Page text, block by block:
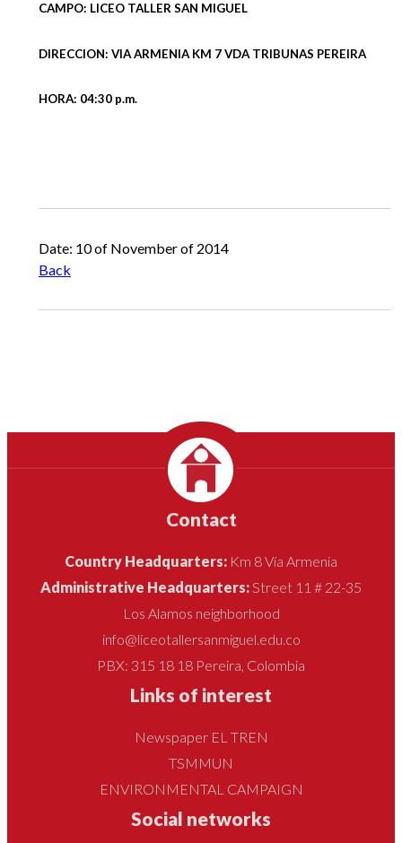
CAMPO: LICEO TALLER SAN MIGUEL
DIRECCION: VIA ARMENIA KM 7 VDA TRIBUNAS PEREIRA
HORA: 04:30 p.m.
Date: 10 of November of 2014
Back
Contact
Country Headquarters: Km 8 Vía Armenia
Administrative Headquarters: Street 11 # 22-35
Los Alamos neighborhood
info@liceotallersanmiguel.edu.co
PBX: 315 18 18 Pereira, Colombia
Links of interest
Newspaper EL TREN
TSMMUN
ENVIRONMENTAL CAMPAIGN
Social networks